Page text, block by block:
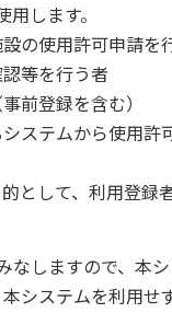
します。
使用許可申請を
等を行う者
登録を含む）
テムから使用許
して、利用登録
しますので、本
システムを利用せ